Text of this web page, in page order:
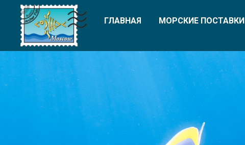
ГЛАВНАЯ МОРСКИЕ ПОСТАВКИ